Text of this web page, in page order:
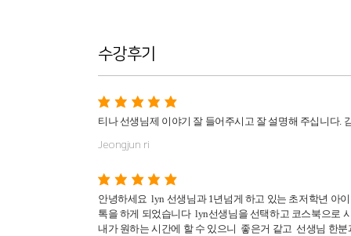
수강후기
티나 선생님제 이야기 잘 들어주시고 잘 설명해 주십니다.
Jeongjun ri
안녕하세요 lyn 선생님과 1년넘게 하고 있는 초저학년 아
톡을 하게 되었습니다 lyn선생님을 선택하고 코스북으로
내가 원하는 시간에 할 수 있으니 좋은거 같고 선생님 한